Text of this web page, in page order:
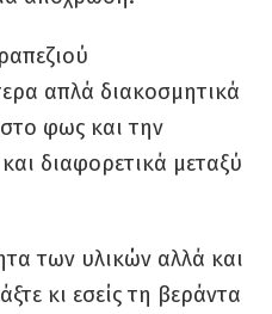
απλά διακοσμητικά
φως και την
διαφορετικά μεταξύ
των υλικών αλλά και
κι εσείς τη βεράντα